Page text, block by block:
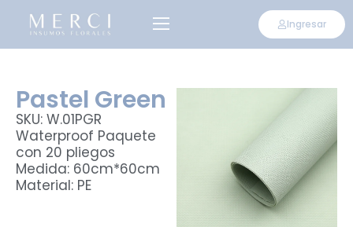
Ingresar
Pastel Green
SKU: W.01PGR
Waterproof Paquete
con 20 pliegos
Medida: 60cm*60cm
Material: PE